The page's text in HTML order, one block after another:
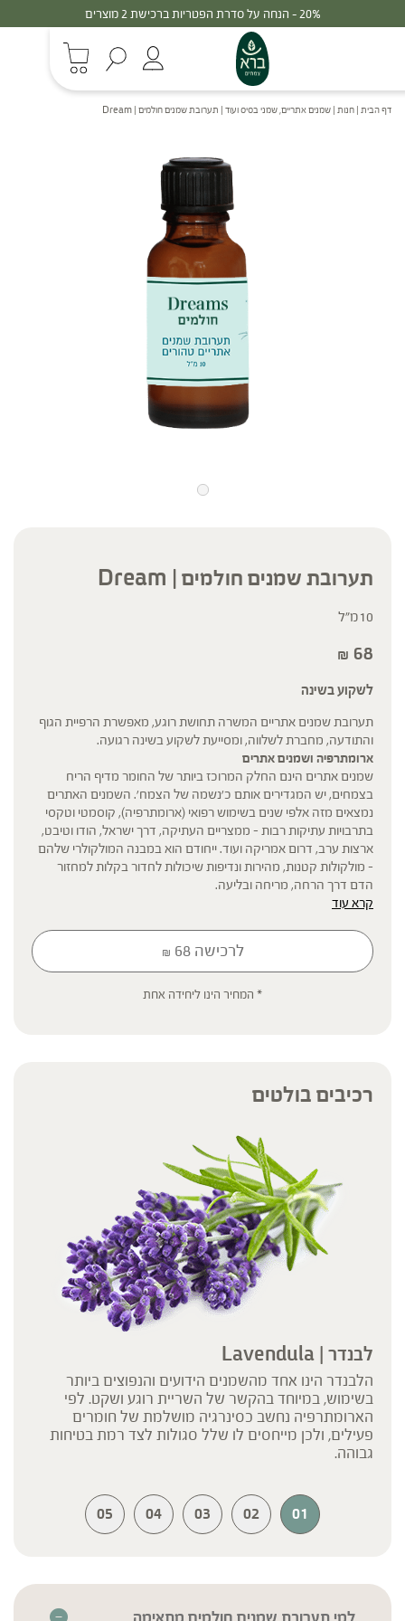
30% - הנחה על סדרת הפטריות ברכישת 3 מוצרים
דף הבית | חנות | שמנים אתריים, שמני בסיס ועוד | תערובת שמנים חולמים | Dream
תערובת שמנים חולמים | Dream
10מ"ל
₪ 68
לשקוע בשינה
תערובת שמנים אתריים המשרה תחושת רוגע, מאפשרת הרפיית הגוף
והתודעה, מחברת לשלווה, ומסייעת לשקוע בשינה רגועה.
ארומתרפיה ושמנים אתרים
שמנים אתרים הינם החלק המרוכז ביותר של החומר מדיף הריח
בצמחים, יש המגדירים אותם כ'נשמה של הצמח'. השמנים האתרים
נמצאים מזה אלפי שנים בשימוש רפואי (ארומתרפיה), קוסמטי וטקסי
בתרבויות עתיקות רבות – ממצריים העתיקה, דרך ישראל, הודו וטיבט,
ארצות ערב, דרום אמריקה ועוד. ייחודם הוא במבנה המולקולרי שלהם
– מולקולות קטנות, מהירות ונדיפות שיכולות לחדור בקלות למחזור
הדם דרך הרחה, מריחה ובליעה.
* תוסף תזונה
הכתוב מסתמך על גישות הרבליסטיות ונטורופתיות מסורתיות. למען הסר
ספק המידע אינו מהווה המלצה רפואית מוסמכת ואינו מיועד להנחות את
מתייחס להגדרה המקובלת ברפואת הצמחים המסורתית.
קרא עוד
לרכישה ₪ 68
* המחיר הינו ליחידה אחת
רכיבים בולטים
לבנדר | Lavendula
הלבנדר הינו אחד מהשמנים הידועים והנפוצים ביותר
בשימוש, במיוחד בהקשר של השריית רוגע ושקט. לפי
הארומתרפיה נחשב כסינרגיה מושלמת של חומרים
פעילים, ולכן מייחסים לו שלל סגולות לצד רמת בטיחות
גבוהה.
01
02
03
04
05
למי תערובת שמנים חולמים מתאימה